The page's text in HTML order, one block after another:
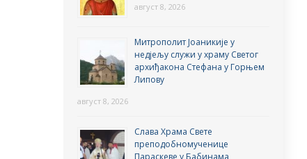
август 8, 2026
Митрополит Јоаникије у
недјељу служи у храму Светог
архиђакона Стефана у Горњем
Липову
август 8, 2026
Слава Храма Свете
преподобномученице
Параскеве у Бабинама